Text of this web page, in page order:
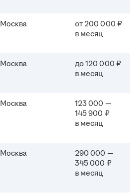
Москва
от 200 000 ₽
в месяц
Москва
до 120 000 ₽
в месяц
Москва
123 000 —
145 900 ₽
в месяц
Москва
290 000 —
345 000 ₽
в месяц